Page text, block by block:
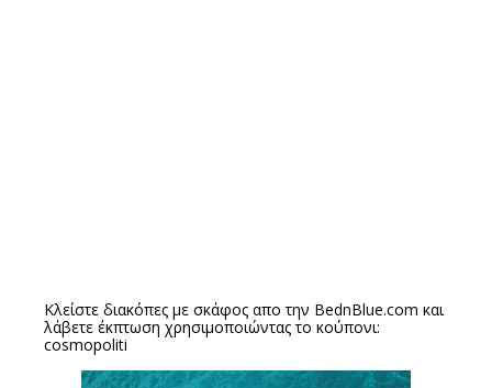
Κλείστε διακόπες με σκάφος απο την BednBlue.com και
λάβετε έκπτωση χρησιμοποιώντας το κούπονι:
cosmopoliti